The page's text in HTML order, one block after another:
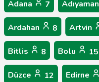
Adana 7 Adıyaman
Ardahan 8 Artvin
Bitlis 8 Bolu 15
Düzce 12 Edirne